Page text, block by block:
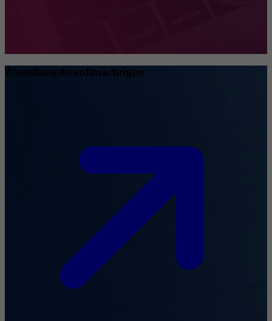
Zustellungsbevollmächtigter